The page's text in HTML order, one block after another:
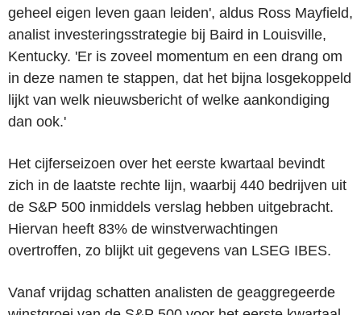
geheel eigen leven gaan leiden', aldus Ross Mayfield,
analist investeringsstrategie bij Baird in Louisville,
Kentucky. 'Er is zoveel momentum en een drang om
in deze namen te stappen, dat het bijna losgekoppeld
lijkt van welk nieuwsbericht of welke aankondiging
dan ook.'
Het cijferseizoen over het eerste kwartaal bevindt
zich in de laatste rechte lijn, waarbij 440 bedrijven uit
de S&P 500 inmiddels verslag hebben uitgebracht.
Hiervan heeft 83% de winstverwachtingen
overtroffen, zo blijkt uit gegevens van LSEG IBES.
Vanaf vrijdag schatten analisten de geaggregeerde